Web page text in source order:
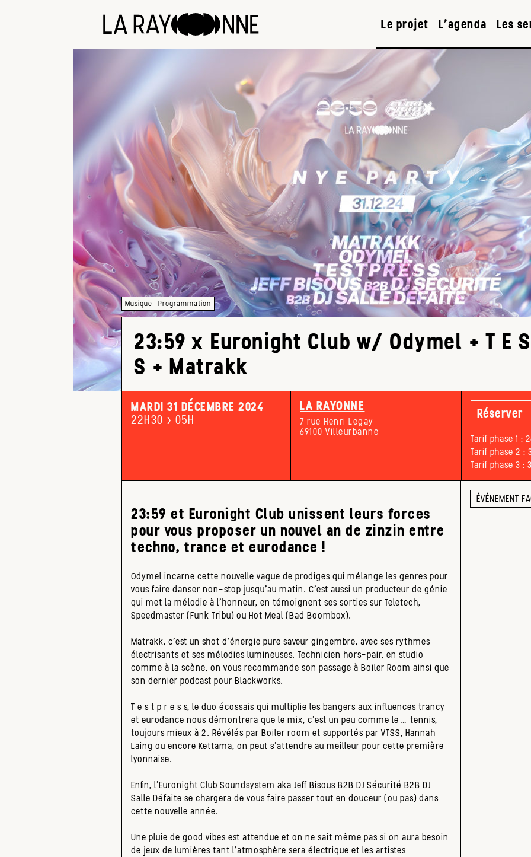
Le projet L’agenda Les
Musique Programmation
23:59 x Euronight Club w/ Odymel + T E S
S + Matrakk
MARDI 31 DÉCEMBRE 2024
22H30 > 05H
LA RAYONNE
7 rue Henri Legay
69100 Villeurbanne
Réserver
Tarif phase 1 :
Tarif phase 2 :
Tarif phase 3 :
23:59 et Euronight Club unissent leurs forces
pour vous proposer un nouvel an de zinzin entre
techno, trance et eurodance !
Odymel incarne cette nouvelle vague de prodiges qui mélange les genres pour
vous faire danser non-stop jusqu’au matin. C’est aussi un producteur de génie
qui met la mélodie à l’honneur, en témoignent ses sorties sur Teletech,
Speedmaster (Funk Tribu) ou Hot Meal (Bad Boombox).
Matrakk, c’est un shot d’énergie pure saveur gingembre, avec ses rythmes
électrisants et ses mélodies lumineuses. Technicien hors-pair, en studio
comme à la scène, on vous recommande son passage à Boiler Room ainsi que
son dernier podcast pour Blackworks.
T e s t p r e s s, le duo écossais qui multiplie les bangers aux influences trancy
et eurodance nous démontrera que le mix, c’est un peu comme le … tennis,
toujours mieux à 2. Révélés par Boiler room et supportés par VTSS, Hannah
Laing ou encore Kettama, on peut s’attendre au meilleur pour cette première
lyonnaise.
Enfin, l’Euronight Club Soundsystem aka Jeff Bisous B2B DJ Sécurité B2B DJ
Salle Défaite se chargera de vous faire passer tout en douceur (ou pas) dans
cette nouvelle année.
Une pluie de good vibes est attendue et on ne sait même pas si on aura besoin
de jeux de lumières tant l’atmosphère sera électrique et les artistes
ÉVÉNEMENT